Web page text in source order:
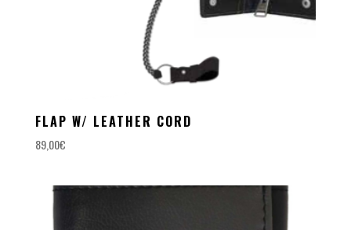
FLAP W/ LEATHER CORD
89,00€